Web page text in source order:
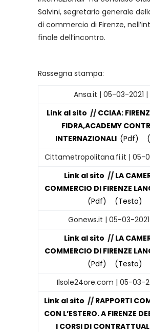
Salvini, segretario generale
di commercio di Firenze,
finale dell’incontro.
Rassegna stampa:
Ansa.it | 05-03-2021 |
Link al sito // CCIAA:
FIDRA,ACADEMY
INTERNAZIONALI (Pdf)
Cittametropolitana.fi.it | 05-
Link al sito // LA
COMMERCIO DI FIRENZE
(Pdf)
(Testo)
Gonews.it | 05-03-
Link al sito // LA
COMMERCIO DI FIRENZE
(Pdf)
(Testo)
Ilsole24ore.com | 05-03-
Link al sito // RAPPORTI
CON L’ESTERO. A FIRENZE
I CORSI DI